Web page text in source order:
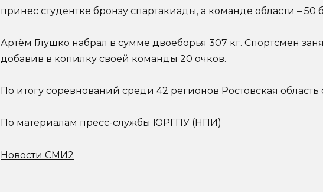
принес студентке бронзу спартакиады, а команде области – 50
Артём Глушко набрал в сумме двоеборья 307 кг. Спортсмен
добавив в копилку своей команды 20 очков.
По итогу соревнований среди 42 регионов Ростовская область
По материалам пресс-службы ЮРГПУ (НПИ)
Новости СМИ2